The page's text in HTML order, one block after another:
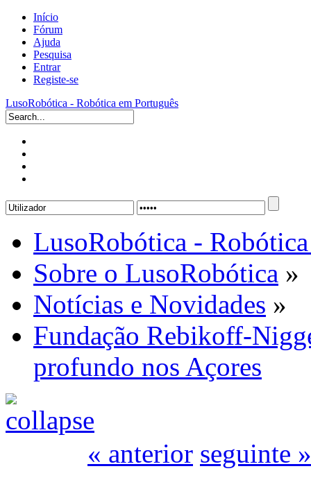
Início
Fórum
Ajuda
Pesquisa
Entrar
Registe-se
LusoRobótica - Robótica em Português
LusoRobótica -
Sobre o LusoRobótica »
Notícias e Novidades »
Fundação Rebikoff-
profundo nos Açores
« anterior seguinte »